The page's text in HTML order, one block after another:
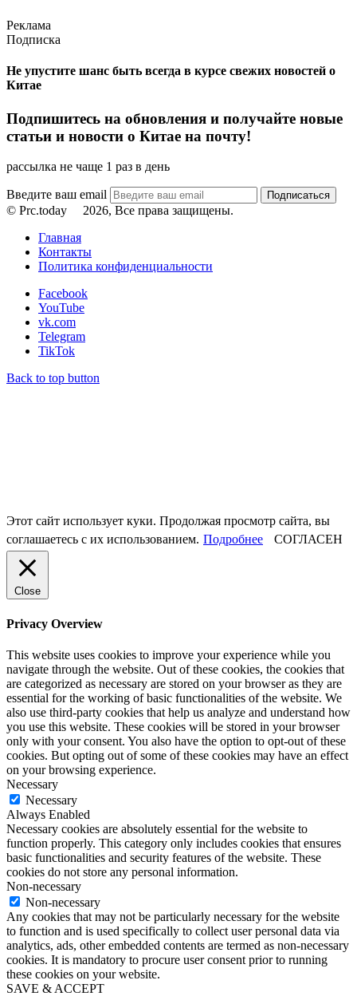
Реклама
Подписка
Не упустите шанс быть всегда в курсе свежих новостей о
Китае
Подпишитесь на обновления и получайте новые
статьи и новости о Китае на почту!
рассылка не чаще 1 раз в день
Введите ваш email
© Prc.today
2026, Все права защищены.
Главная
Контакты
Политика конфиденциальности
Facebook
YouTube
vk.com
Telegram
TikTok
Back to top button
Этот сайт использует куки. Продолжая просмотр сайта, вы
соглашаетесь с их использованием. Подробнее СОГЛАСЕН
Close
Privacy Overview
This website uses cookies to improve your experience while you
navigate through the website. Out of these cookies, the cookies that
are categorized as necessary are stored on your browser as they are
essential for the working of basic functionalities of the website. We
also use third-party cookies that help us analyze and understand how
you use this website. These cookies will be stored in your browser
only with your consent. You also have the option to opt-out of these
cookies. But opting out of some of these cookies may have an effect
on your browsing experience.
Necessary
Necessary
Always Enabled
Necessary cookies are absolutely essential for the website to
function properly. This category only includes cookies that ensures
basic functionalities and security features of the website. These
cookies do not store any personal information.
Non-necessary
Non-necessary
Any cookies that may not be particularly necessary for the website
to function and is used specifically to collect user personal data via
analytics, ads, other embedded contents are termed as non-necessary
cookies. It is mandatory to procure user consent prior to running
these cookies on your website.
SAVE & ACCEPT